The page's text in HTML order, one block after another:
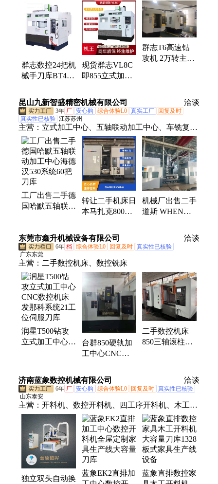
洪洞工厂在位出
售！
心、加高立柱钻攻机
群志数控24把机
械手刀库BT40
VL855立式加工
中心ZHD
现货群志VL8C
即855立式加工
轴24把刀库
群志T6高速钻
攻机 2万转主轴
昆山九新智盛精密机械有限公司
洽谈
3年 厂 安心购 综合体验L0 真实工厂
回复及时
真实性已核验 江苏苏州
主营： 立式加工中心、五轴联动加工中心、车铣复合
加工中心、磨床、龙门、钻攻中心、卧式加工中心、
数控车床、火花机、慢走丝、精雕机、模具高速机、
三坐标、走心机、二手机床、五轴加工中心、进口机
床、二手设备
工厂出售二手德
国哈默五轴联动
库
转让二手机床日
本马‬扎克800卧
BT50刀柄新机
品质
机械厂出售二手
道斯 WHEN
工中心刀臂式刀
库
东莞市鑫升机械设备有限公司 洽谈
6年 档 综合体验L0 回复及时 真实性已核验
广东东莞
主营： 二手数控机床、数控铣床
润星T500钻攻
立式加工中心
位伺服刀库
台群850硬轨加
工中心CNC二
刀臂式刀库三菱
m70系统
二手数控机床
850三轴滚柱线
济南蓝象数控机械有限公司 洽谈
6年 厂 安心购 综合体验L0 回复及时 真实性已核验
山东泰安
主营： 开料机、数控开料机、四工序开料机、木工开
料机、全自动封边机、数控六面钻
独立双头自动换
蓝象EK2直排加
蓝象直排数控家